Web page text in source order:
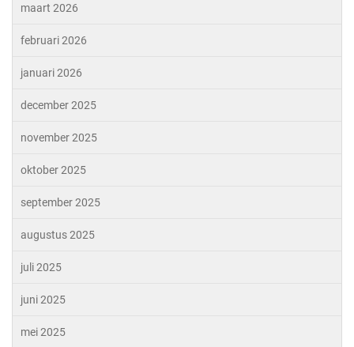
maart 2026
februari 2026
januari 2026
december 2025
november 2025
oktober 2025
september 2025
augustus 2025
juli 2025
juni 2025
mei 2025